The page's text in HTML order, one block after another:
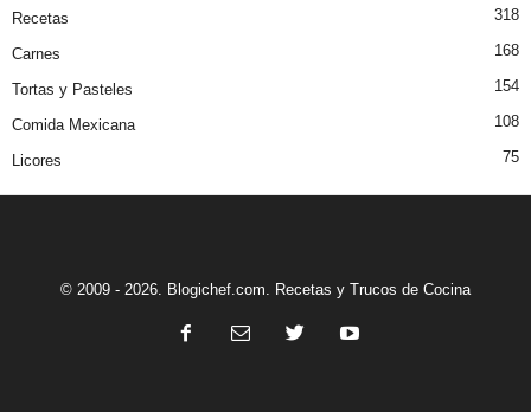
Recetas 318
Carnes 168
Tortas y Pasteles 154
Comida Mexicana 108
Licores 75
© 2009 - 2026. Blogichef.com. Recetas y Trucos de Cocina